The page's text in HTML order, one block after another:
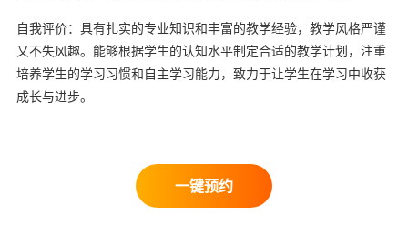
自我评价：具有扎实的专业知识和丰富的教学经验，教学风格严谨
又不失风趣。能够根据学生的认知水平制定合适的教学计划，注重
培养学生的学习习惯和自主学习能力，致力于让学生在学习中收获
成长与进步。